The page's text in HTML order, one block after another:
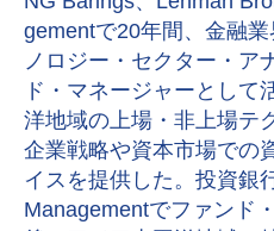
gementで20年間、金融
ノロジー・セクター・ア
ド・マネージャーとして
洋地域の上場・非上場テ
企業戦略や資本市場での
イスを提供した。投資銀
Managementでファンド